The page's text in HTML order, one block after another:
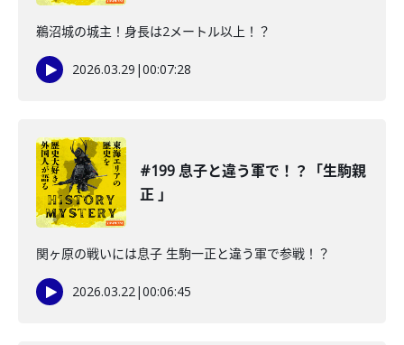
鵜沼城の城主！身長は2メートル以上！？
2026.03.29 |00:07:28
#199 息子と違う軍で！？「生駒親
正 」
関ヶ原の戦いには息子 生駒一正と違う軍で参戦！？
2026.03.22|00:06:45